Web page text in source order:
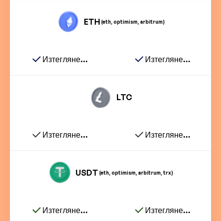
ETH (eth, optimism, arbitrum)
Изтегляне... Изтегляне...
LTC
Изтегляне... Изтегляне...
USDT (eth, optimism, arbitrum, trx)
Изтегляне... Изтегляне...